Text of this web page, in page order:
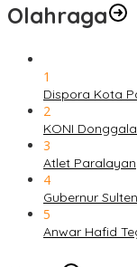
Olahraga
1
Dispora Kota
2
KONI
3
Atlet
4
Gubernur
5
Anwar Hafid